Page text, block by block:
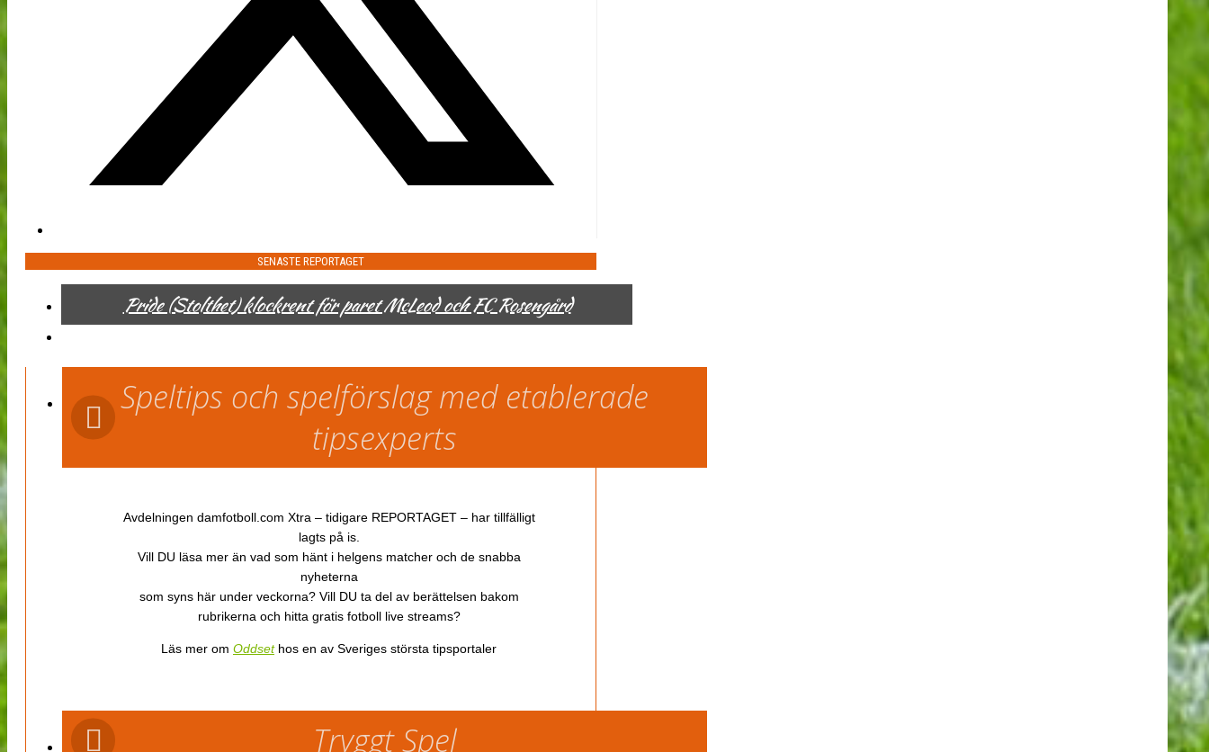
SENASTE REPORTAGET
Pride (Stolthet) klockrent för paret McLeod och FC Rosengård
Speltips och spelförslag med etablerade
tipsexperts
Avdelningen damfotboll.com Xtra – tidigare REPORTAGET – har tillfälligt
lagts på is.
Vill DU läsa mer än vad som hänt i helgens matcher och de snabba
nyheterna
som syns här under veckorna? Vill DU ta del av berättelsen bakom
rubrikerna och hitta gratis fotboll live streams?
Läs mer om Oddsethos en av Sveriges största tipsportaler
Tryggt Spel